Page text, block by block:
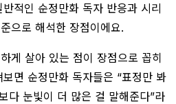
적인 순정만화 독자 반응과 시리
으로 해석한 장점이에요.
게 살아 있는 점이 장점으로 꼽히
면 순정만화 독자들은 “표정만 봐
다 눈빛이 더 많은 걸 말해준다”라